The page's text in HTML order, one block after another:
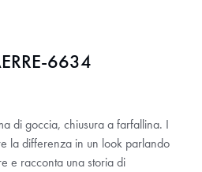
6634
di goccia, chiusura a farfallina. I
la differenza in un look parlando
e racconta una storia di